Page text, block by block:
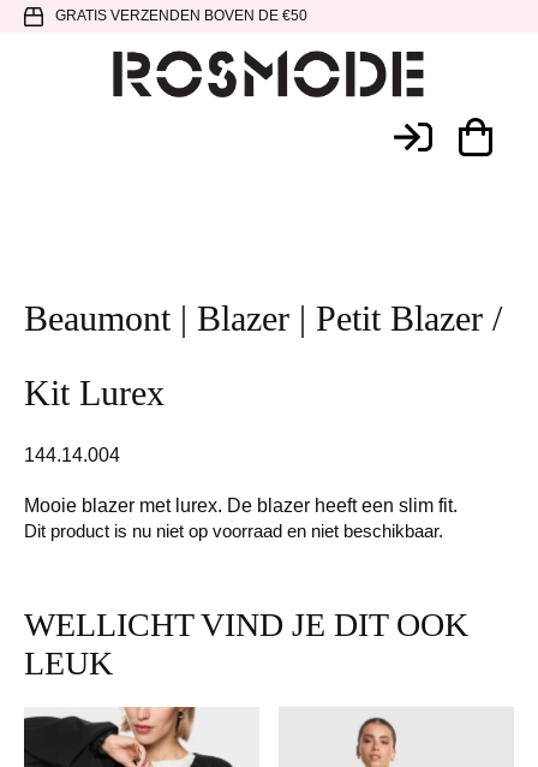
Spring
hoofdnavigatie
Door
SpringGRATIS VERZENDEN BOVEN DE €50
Beaumont | Blazer | Petit Blazer /
Kit Lurex
144.14.004
Mooie blazer met lurex. De blazer heeft een slim fit.
Dit product is nu niet op voorraad en niet beschikbaar.
WELLICHT VIND JE DIT OOK
LEUK